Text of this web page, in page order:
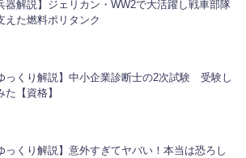
器解説】ジェリカン・WW2で大活躍し戦車部隊
えた燃料ポリタンク
っくり解説】中小企業診断士の2次試験 受験し
た【資格】
っくり解説】意外すぎてヤバい！本当は恐ろし